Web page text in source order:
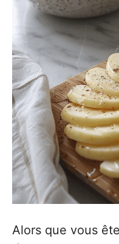
Alors que vous